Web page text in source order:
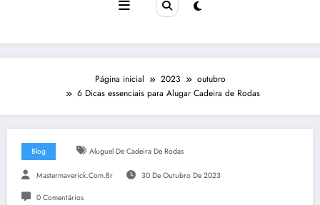
Página inicial 2023
outubro
6 Dicas essenciais para Alugar Cadeira de Rodas
Blog Aluguel De Cadeira De Rodas
Mastermaverick.com.br 30 De Outubro De 2023
0 Comentários